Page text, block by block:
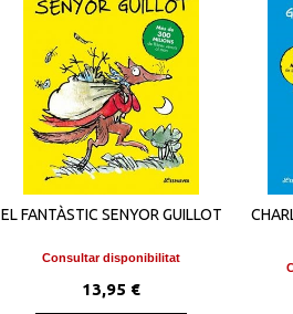
EL FANTÀSTIC SENYOR GUILLOT
Consultar disponibilitat
13,95 €